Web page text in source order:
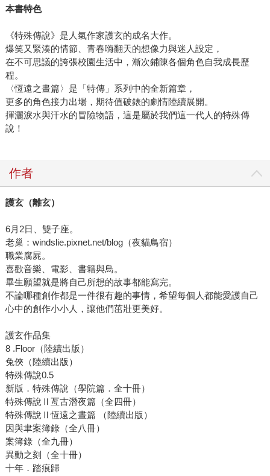
本書特色
《特殊傳說》是人氣作家護玄的成名大作。
爆笑又緊湊的情節、青春嗨翻天的想像力與迷人設定，
在不可思議的誇張校園生活中，漸次鋪陳各個角色自我成長歷
程。
〈恆遠之晝篇〉是「特傳」系列中的全新篇章，
更多的角色接力出場，期待值破錶的劇情陸續展開。
揮灑淚水與汗水的冒險物語，這是屬於我們這一代人的特殊傳
說！
作者
護玄（離玄）
6月2日、雙子座。
老巢：windslie.pixnet.net/blog（夜貓鳥宿）
職業腐屍。
喜歡音樂、電影、書籍與鳥。
畢生願望就是將自己所想的故事都能寫完。
不論哪種創作都是一件很有趣的事情，希望每個人都能愛護自己
心中的創作小小人，讓他們茁壯更美好。
護玄作品集
8 .Floor（陸續出版）
兔俠（陸續出版）
特殊傳說0.5
新版．特殊傳說（學院篇．全十冊）
特殊傳說Ⅱ亙古潛夜篇（全四冊）
特殊傳說Ⅱ恆遠之晝篇 （陸續出版）
因與聿案簿錄（全八冊）
案簿錄（全九冊）
異動之刻（全十冊）
十年．踏痕歸